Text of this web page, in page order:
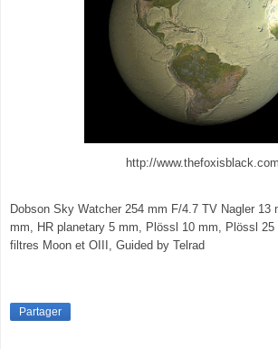
http://www.thefoxisblack.com
Dobson Sky Watcher 254 mm F/4.7 TV Nagler 13
mm, HR planetary 5 mm, Plössl 10 mm, Plössl
filtres Moon et OIII, Guided by Telrad
Partager